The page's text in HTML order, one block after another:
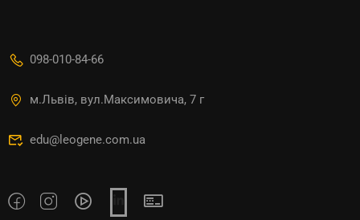
098-010-84-66
м.Львів, вул.Максимовича, 7 г
edu@leogene.com.ua